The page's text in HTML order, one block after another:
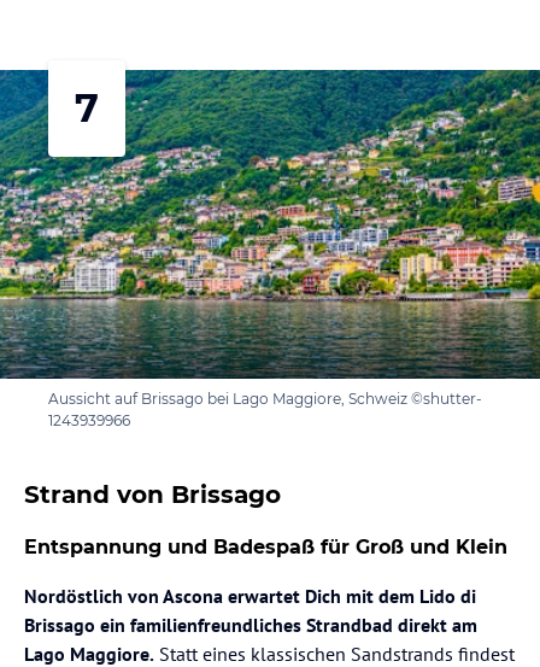
7
Aussicht auf Brissago bei Lago Maggiore, Schweiz ©shutter-
1243939966
Strand von Brissago
Entspannung und Badespaß für Groß und Klein
Nordöstlich von Ascona erwartet Dich mit dem Lido di
Brissago ein familienfreundliches Strandbad direkt am
Lago Maggiore. Statt eines klassischen Sandstrands findest